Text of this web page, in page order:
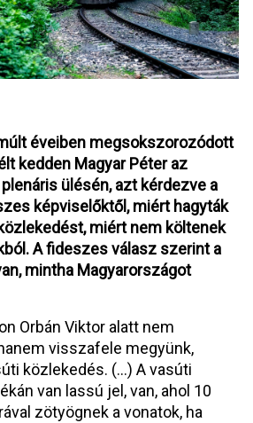
éveiben megsokszorozódott
kedden Magyar Péter az
ülésén, azt kérdezve a
képviselőktől, miért hagyták
miért nem költenek
A fideszes válasz szerint a
mintha Magyarországot
Orbán Viktor alatt nem
visszafele megyünk,
közlekedés. (...) A vasúti
van lassú jel, van, ahol 10
zötyögnek a vonatok, ha